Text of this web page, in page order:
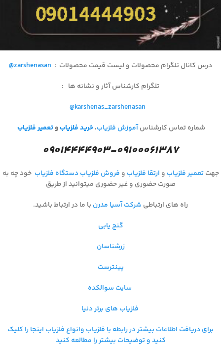
درس کانال تلگرام محصولات و لیست قیمت محصولات :
@zarshenasan
تلگرام کارشناس آثار و نشانه ها :
@karshenas_zarshenasan
شماره تماس کارشناسآموزش فلزیاب،خرید فلزیابوتعمیر فلزیاب
۰۹۰۱۴۴۴۴۹۰۳-۰۹۱۰۰۰۶۱۳۸۷
جهتتعمیر فلزیاب و ارتقا فلزیاب و فروش فلزیاب دستگاه فلزیاب خود چه به
صورت حضوری و غیر حضوری میتوانید از طریق
راه های ارتباطی شرکت آسیا مدرن با ما در ارتباط باشید.
گنج یابی
زرشناسان
پینترست
سایت سوالکده
فلزیاب های برتر دنیا
برای دریافت اطلاعات بیشتر در رابطه با فلزیاب وانواع فلزیاب اینجا را کلیک
کنید و توضیحات بیشتر را مطالعه کنید